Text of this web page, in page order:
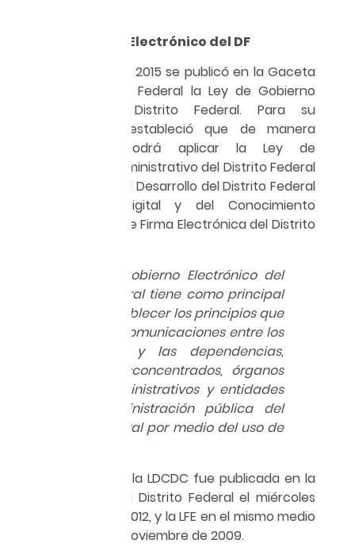
Ley de Gobierno Electrónico del DF
El 7 de octubre de 2015 se publicó en la Gaceta
Oficial del Distrito Federal la Ley de Gobierno
Electrónico del Distrito Federal. Para su
observancia se estableció que de manera
supletoria se podrá aplicar la Ley de
Procedimiento Administrativo del Distrito Federal
(LPA), la Ley para el Desarrollo del Distrito Federal
como Ciudad Digital y del Conocimiento
(LDCDC), y la Ley de Firma Electrónica del Distrito
La Ley de Gobierno Electrónicodel
Distrito Federal tiene como principal
objetivo establecer los principios que
regirán las comunicaciones entre los
ciudadanos y las dependencias,
órganos desconcentrados, órganos
político-administrativos y entidades
de la administración pública del
Distrito Federal por medio del uso de
Cabe señalar que la LDCDC fue publicada en la
Gaceta Oficial del Distrito Federal el miércoles
29 de febrero de 2012, y la LFE en el mismo medio
el miércoles 4 de noviembre de 2009.